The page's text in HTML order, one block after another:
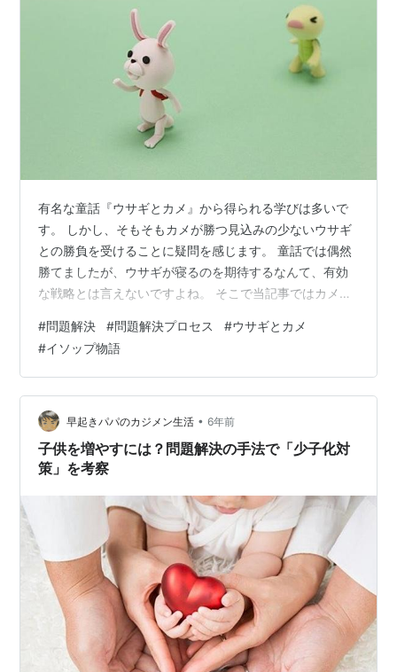
有名な童話『ウサギとカメ』から得られる学びは多いで
す。 しかし、そもそもカメが勝つ見込みの少ないウサギ
との勝負を受けることに疑問を感じます。 童話では偶然
勝てましたが、ウサギが寝るのを期待するなんて、有効
な戦略とは言えないですよね。 そこで当記事ではカメが
童話をご存じの方 カメのようにコツコツと頑張れる方 ビ
ジネススキルの事例を知りたい方 私は製造業で日々、問
題解決に取り組んでいます。 今回はビジネススキルを使
ってカメにウサギに勝つ方法をアドバイスしていきたい
と思います。 ウサギとカメの教訓 油断大敵 取り組みの
目的を理解する 勝負に徹する姿…
#問題解決 #問題解決プロセス #ウサギとカメ
#イソップ物語
早起きパパのカジメン生活 • 6年前
子供を増やすには？問題解決の手法で「少子化対
策」を考察